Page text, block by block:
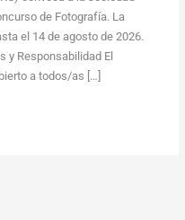
de Fotografía. La
el 14 de agosto de 2026.
y Responsabilidad El
a todos/as […]